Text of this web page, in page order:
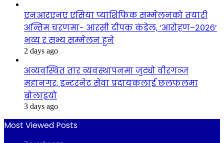
एनआरएनए एसिया प्याशिफिक सम्मेलनको तयारी
अन्तिम चरणमा- आरसी दीपक कंडेल, ‘आरोहण–२०२६’
भव्य र सभ्य सम्मेलन हुने
2 days ago
अव्यवस्थित तार व्यवस्थापनमा जुट्यो वीरगञ्ज
महानगर, इन्टरनेट सेवा प्रदायकलाई छलफलमा
बोलाइयो
3 days ago
Most Viewed Posts